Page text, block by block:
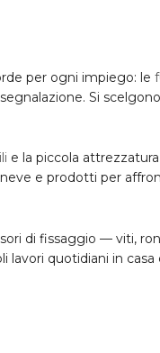
per ogni impiego: le
Si
e la piccola
e prodotti per
di fissaggio — viti,
lavori quotidiani in casa